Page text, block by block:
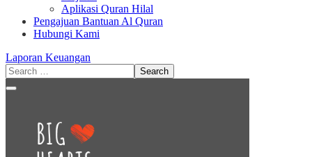
Aplikasi Quran Hilal
Pengajuan Bantuan Al Quran
Hubungi Kami
Laporan Keuangan